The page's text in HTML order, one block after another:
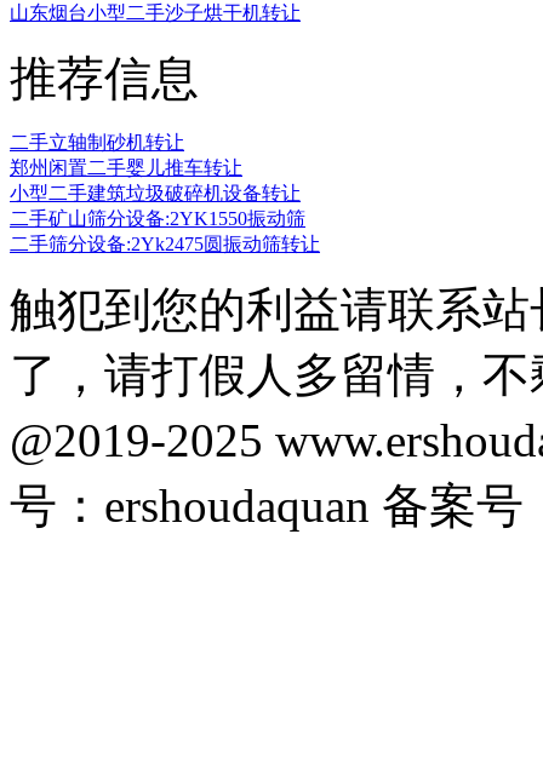
山东烟台小型二手沙子烘干机转让
推荐信息
二手立轴制砂机转让
郑州闲置二手婴儿推车转让
小型二手建筑垃圾破碎机设备转让
二手矿山筛分设备:2YK1550振动筛
二手筛分设备:2Yk2475圆振动筛转让
触犯到您的利益请联系
了，请打假人多留情，
@2019-2025
号：ershoudaquan 备案